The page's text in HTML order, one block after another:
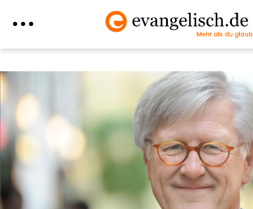
zum
Inhalt